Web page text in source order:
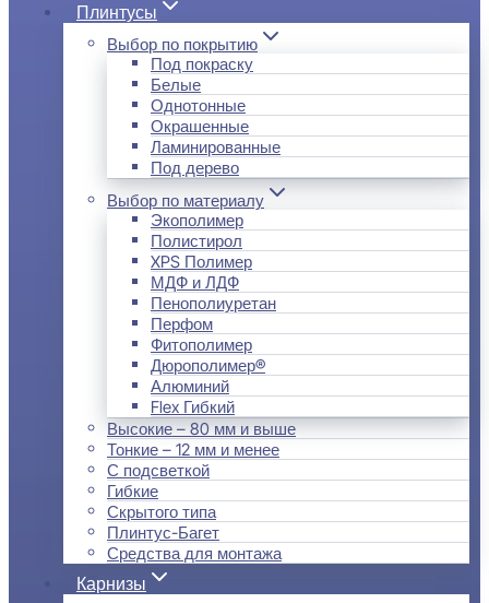
Плинтусы
Выбор по покрытию
Под покраску
Белые
Однотонные
Окрашенные
Ламинированные
Под дерево
Выбор по материалу
Экополимер
Полистирол
XPS Полимер
МДФ и ЛДФ
Пенополиуретан
Перфом
Фитополимер
Дюрополимер®
Алюминий
Flex Гибкий
Высокие – 80 мм и выше
Тонкие – 12 мм и менее
С подсветкой
Гибкие
Скрытого типа
Плинтус-Багет
Средства для монтажа
Карнизы